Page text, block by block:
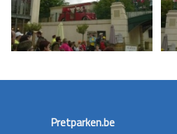
Pretparken.be